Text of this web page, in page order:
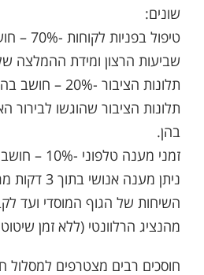
שונים:
טיפול
שביעות הרצון ומידת ההמלצה
תלונות הציבור -
תלונות הציבור שהוגשו לבירור
בהן.
זמני מענה
ניתן מענה
השיחות של הגוף המוסדי ועד
מהנציג הרלוונטי (ללא זמן
חוסכים רבים מצטרפים למסלול